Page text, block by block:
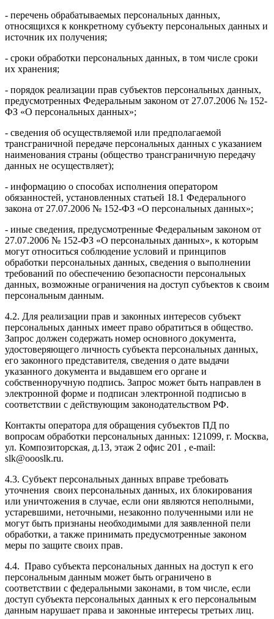
- перечень обрабатываемых персональных данных,
относящихся к конкретному субъекту персональных данных и
источник их получения;
- сроки обработки персональных данных, в том числе сроки
их хранения;
- порядок реализации прав субъектов персональных данных,
предусмотренных Федеральным законом от 27.07.2006 № 152-
ФЗ «О персональных данных»;
- сведения об осуществляемой или предполагаемой
трансграничной передаче персональных данных с указанием
наименования страны (общество трансграничную передачу
данных не осуществляет);
- информацию о способах исполнения оператором
обязанностей, установленных статьей 18.1 Федерального
закона от 27.07.2006 № 152-ФЗ «О персональных данных»;
- иные сведения, предусмотренные Федеральным законом от
27.07.2006 № 152-ФЗ «О персональных данных», к которым
могут относиться соблюдение условий и принципов
обработки персональных данных, сведения о выполнении
требований по обеспечению безопасности персональных
данных, возможные ограничения на доступ субъектов к своим
персональным данным.
4.2. Для реализации прав и законных интересов субъект
персональных данных имеет право обратиться в общество.
Запрос должен содержать номер основного документа,
удостоверяющего личность субъекта персональных данных,
его законного представителя, сведения о дате выдачи
указанного документа и выдавшем его органе и
собственноручную подпись. Запрос может быть направлен в
электронной форме и подписан электронной подписью в
соответствии с действующим законодательством РФ.
Контакты оператора для обращения субъектов ПД по
вопросам обработки персональных данных: 121099, г. Москва,
ул. Композиторская, д.13, этаж 2 офис 201 , e-mail:
slk@oooslk.ru.
4.3. Субъект персональных данных вправе требовать
уточнения своих персональных данных, их блокирования
или уничтожения в случае, если они являются неполными,
устаревшими, неточными, незаконно полученными или не
могут быть признаны необходимыми для заявленной пели
обработки, а также принимать предусмотренные законом
меры по защите своих прав.
4.4. Право субъекта персональных данных на доступ к его
персональным данным может быть ограничено в
соответствии с федеральными законами, в том числе, если
доступ субъекта персональных данных к его персональным
данным нарушает права и законные интересы третьих лиц.